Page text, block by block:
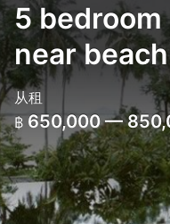
5
near beach
从租
฿ 650,000 —